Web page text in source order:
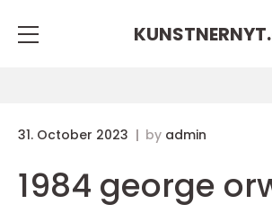
KUNSTNERNYT.
31. October 2023 by admin
1984 george